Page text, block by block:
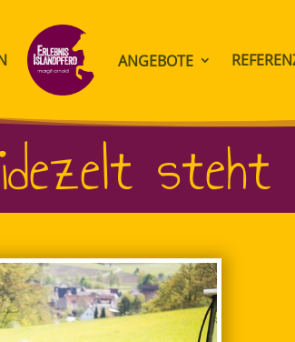
ANGEBOTE
steht